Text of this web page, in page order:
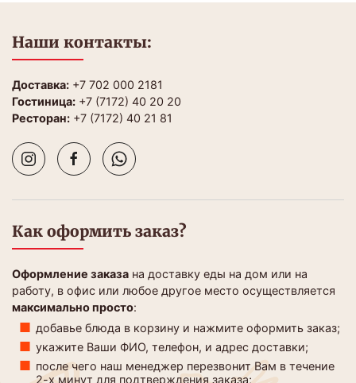
Наши контакты:
Доставка: +7 702 000 2181
Гостиница: +7 (7172) 40 20 20
Ресторан: +7 (7172) 40 21 81
Как оформить заказ?
Оформление заказа на доставку еды на дом или на
работу, в офис или любое другое место осуществляется
максимально просто:
добавье блюда в корзину и нажмите оформить заказ;
укажите Ваши ФИО, телефон, и адрес доставки;
после чего наш менеджер перезвонит Вам в течение
2-х минут для подтверждения заказа;